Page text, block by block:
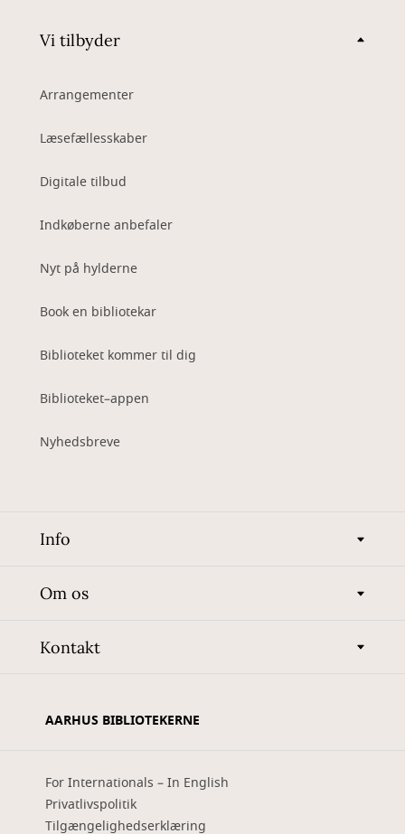
Vi tilbyder
Arrangementer
Læsefællesskaber
Digitale tilbud
Indkøberne anbefaler
Nyt på hylderne
Book en bibliotekar
Biblioteket kommer til dig
Biblioteket–appen
Nyhedsbreve
Info
Om os
Kontakt
AARHUS BIBLIOTEKERNE
For Internationals – In English
Privatlivspolitik
Tilgængelighedserklæring